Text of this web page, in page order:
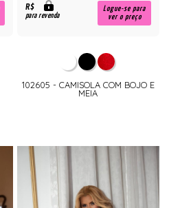
R$
para revenda
Logue-se para
ver o preço
102605 - CAMISOLA COM BOJO E
MEIA